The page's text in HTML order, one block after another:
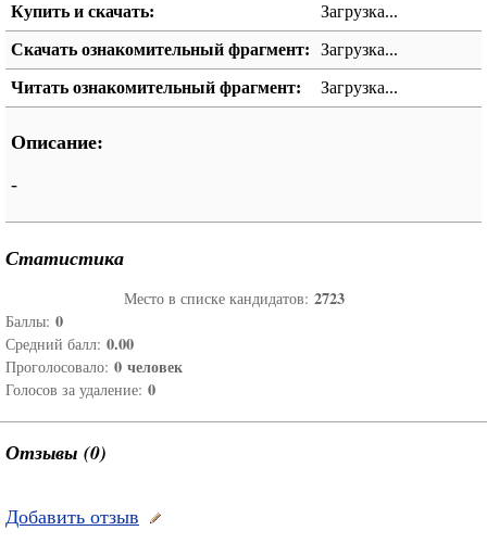
Купить и скачать: Загрузка...
Скачать ознакомительный фрагмент: Загрузка...
Читать ознакомительный фрагмент: Загрузка...
Описание:
-
Статистика
Место в списке кандидатов: 2723
Баллы: 0
Средний балл: 0.00
Проголосовало: 0 человек
Голосов за удаление: 0
Отзывы (0)
Добавить отзыв